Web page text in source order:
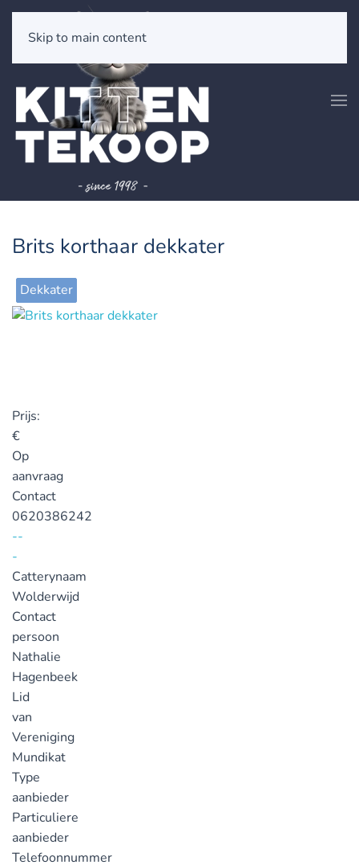
Skip to main content
Brits korthaar dekkater
Dekkater
Prijs:
€
Op
aanvraag
Contact
0620386242
--
-
Catterynaam
Wolderwijd
Contact
persoon
Nathalie
Hagenbeek
Lid
van
Vereniging
Mundikat
Type
aanbieder
Particuliere
aanbieder
Telefoonnummer